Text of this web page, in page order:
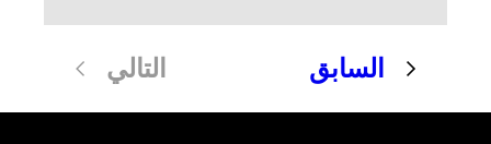
السابق التالي